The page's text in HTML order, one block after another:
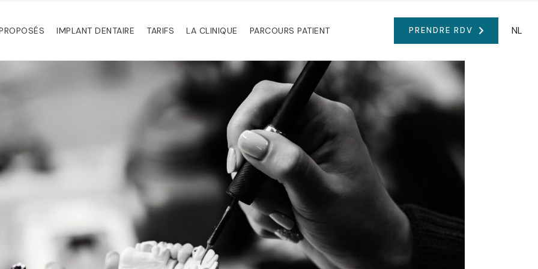
IMPLANT DENTAIRE TARIFS LA CLINIQUE PARCOURS PATIENT PRENDRE RDV NL